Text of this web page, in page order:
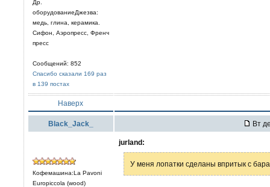
Др.
оборудованиеДжезва:
медь, глина, керамика.
Сифон, Аэропресс, Френч
пресс
Сообщений: 852
Спасибо сказали 169 раз
в 139 постах
Наверх
Black_Jack_ Вт
Кофемашина:La Pavoni
Europiccola (wood)
jurland:
У меня лопатки сделаны впритык с